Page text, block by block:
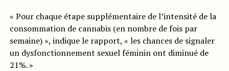
« Pour chaque étape supplémentaire de l’intensité de la
consommation de cannabis (en nombre de fois par
semaine) », indique le rapport, « les chances de signaler
un dysfonctionnement sexuel féminin ont diminué de
21%. »